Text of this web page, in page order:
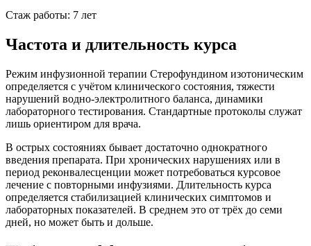
Стаж работы: 7 лет
Частота и длительность курса
Режим инфузионной терапии Стерофундином изотоническим
определяется с учётом клинического состояния, тяжести
нарушений водно-электролитного баланса, динамики
лабораторного тестирования. Стандартные протоколы служат
лишь ориентиром для врача.
В острых состояниях бывает достаточно однократного
введения препарата. При хронических нарушениях или в
период реконвалесценции может потребоваться курсовое
лечение с повторными инфузиями. Длительность курса
определяется стабилизацией клинических симптомов и
лабораторных показателей. В среднем это от трёх до семи
дней, но может быть и дольше.